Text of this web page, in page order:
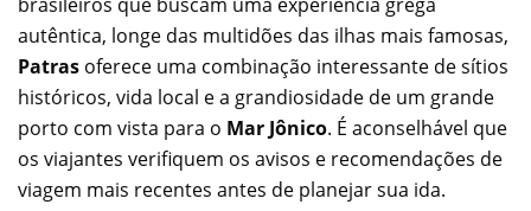
autêntica, longe das multidões das ilhas mais famosas,
Patras oferece uma combinação interessante de sítios
históricos, vida local e a grandiosidade de um grande
porto com vista para o Mar Jônico. É aconselhável que
os viajantes verifiquem os avisos e recomendações de
viagem mais recentes antes de planejar sua ida.